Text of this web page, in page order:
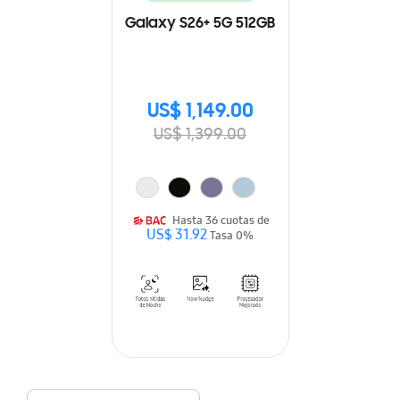
Galaxy S26+ 5G 512GB
US$ 1,149.00
US$ 1,399.00
Hasta 36 cuotas de
US$ 31.92Tasa 0%